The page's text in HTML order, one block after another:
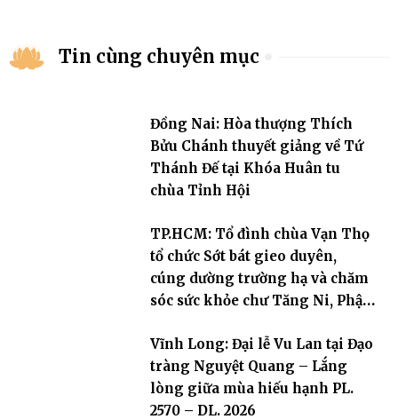
Tin cùng chuyên mục
Đồng Nai: Hòa thượng Thích
Bửu Chánh thuyết giảng về Tứ
Thánh Đế tại Khóa Huân tu
chùa Tỉnh Hội
TP.HCM: Tổ đình chùa Vạn Thọ
tổ chức Sớt bát gieo duyên,
cúng dường trường hạ và chăm
sóc sức khỏe chư Tăng Ni, Phật
Vĩnh Long: Đại lễ Vu Lan tại Đạo
tràng Nguyệt Quang – Lắng
lòng giữa mùa hiếu hạnh PL.
2570 – DL. 2026